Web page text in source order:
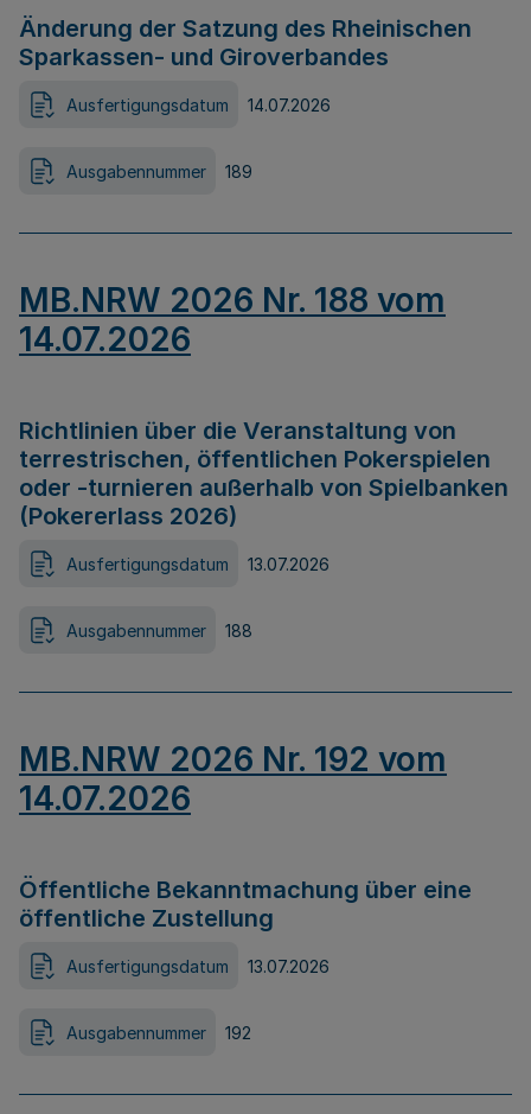
Änderung der Satzung des Rheinischen
Sparkassen- und Giroverbandes
Ausfertigungsdatum 14.07.2026
Ausgabennummer 189
MB.NRW 2026 Nr. 188 vom
14.07.2026
Richtlinien über die Veranstaltung von
terrestrischen, öffentlichen Pokerspielen
oder -turnieren außerhalb von Spielbanken
(Pokererlass 2026)
Ausfertigungsdatum 13.07.2026
Ausgabennummer 188
MB.NRW 2026 Nr. 192 vom
14.07.2026
Öffentliche Bekanntmachung über eine
öffentliche Zustellung
Ausfertigungsdatum 13.07.2026
Ausgabennummer 192